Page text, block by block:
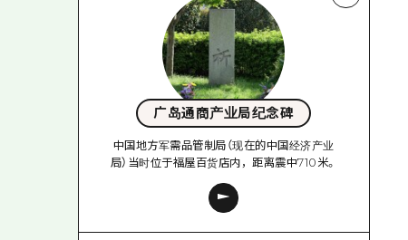
广岛通商产业局纪念碑
中国地方军需品管制局（现在的中国经济产业
局）当时位于福屋百货店内，距离震中710米。